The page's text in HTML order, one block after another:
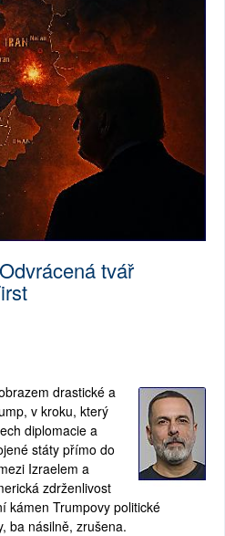
tvář
drastické a
v kroku, který
diplomacie a
státy přímo do
Izraelem a
zdrženlivost
kámen Trumpovy politické
ba násilně, zrušena.